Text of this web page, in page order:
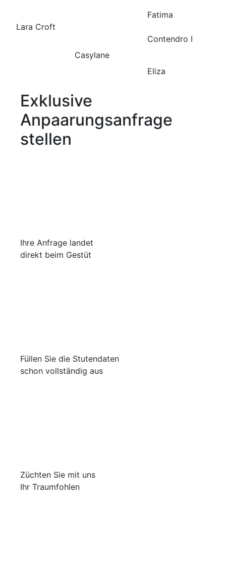
Lara Croft
Fatima
Casylane
Contendro I
Eliza
Exklusive
Anpaarungsanfrage
stellen
Ihre Anfrage landet
direkt beim Gestüt
Füllen Sie die Stutendaten
schon vollständig aus
Züchten Sie mit uns
Ihr Traumfohlen